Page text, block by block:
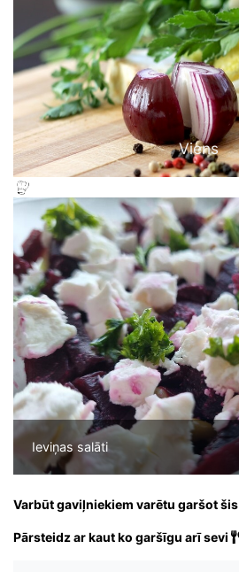
Viens
Ieviņas salāti
Varbūt gaviļniekiem varētu garšot šis
Pārsteidz ar kaut ko garšīgu arī sevi